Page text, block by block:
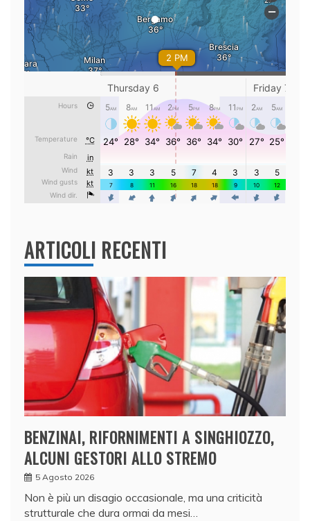
ARTICOLI RECENTI
BENZINAI, RIFORNIMENTI A SINGHIOZZO,
ALCUNI GESTORI ALLO STREMO
5 Agosto 2026
Non è più un disagio occasionale, ma una criticità
strutturale che dura ormai da mesi…